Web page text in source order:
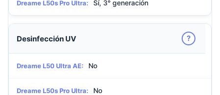
Dreame L50s Pro Ultra: Sí, 3° generación
Desinfección UV ?
Dreame L50 Ultra AE: No
Dreame L50s Pro Ultra: No